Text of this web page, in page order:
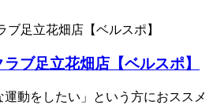
ブ足立花畑店【ベルスポ】
運動をしたい」という方におススメ